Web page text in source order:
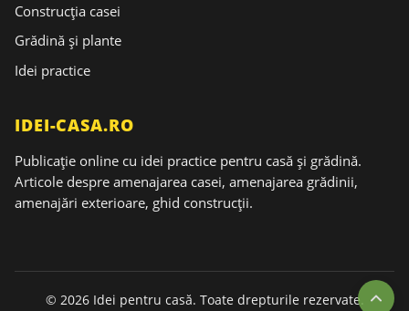
Construcția casei
Grădină și plante
Idei practice
IDEI-CASA.RO
Publicație online cu idei practice pentru casă și grădină.
Articole despre amenajarea casei, amenajarea grădinii,
amenajări exterioare, ghid construcții.
© 2026 Idei pentru casă. Toate drepturile rezervate.